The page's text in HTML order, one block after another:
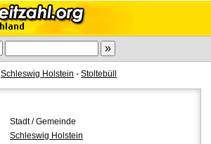
Schleswig Holstein - Stoltebüll
Stadt / Gemeinde
Schleswig Holstein